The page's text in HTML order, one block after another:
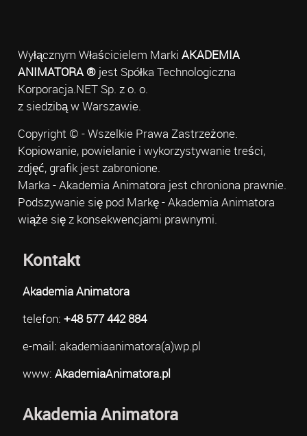
Wyłącznym Właścicielem Marki AKADEMIA
ANIMATORA ®jest Spółka Technologiczna
Korporacja.NET Sp. z o. o.
z siedzibą w Warszawie.
Copyright © - Wszelkie Prawa Zastrzeżone.
Kopiowanie, powielanie i wykorzystywanie treści,
zdjęć, grafik jest zabronione.
Marka - Akademia Animatora jest chroniona prawnie.
Podszywanie się pod Markę - Akademia Animatora
wiąże się z konsekwencjami prawnymi.
Kontakt
Akademia Animatora
telefon: +48 577 442 884
e-mail: akademiaanimatora(a)wp.pl
www: AkademiaAnimatora.pl
Akademia Animatora